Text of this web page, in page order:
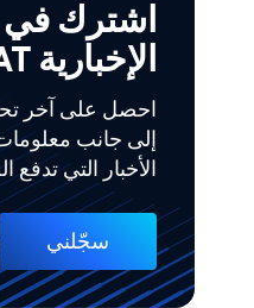
اشترك في
الإخبارية OPSWAT
إلى جانب
الأخبار التي تدفع
سجّلني